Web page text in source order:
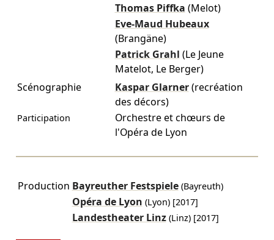
Thomas Piffka (Melot)
Eve-Maud Hubeaux
(Brangäne)
Patrick Grahl (Le Jeune
Matelot, Le Berger)
Scénographie
Kaspar Glarner (recréation
des décors)
Participation
Orchestre et chœurs de
l'Opéra de Lyon
Production Bayreuther Festspiele(Bayreuth)
Opéra de Lyon (Lyon) [2017]
Landestheater Linz(Linz) [2017]